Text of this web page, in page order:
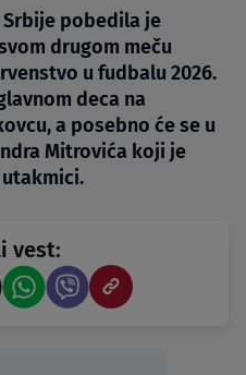
pobedila je
drugom meču
u fudbalu 2026.
deca na
a posebno će se u
Mitrovića koji je
vest: